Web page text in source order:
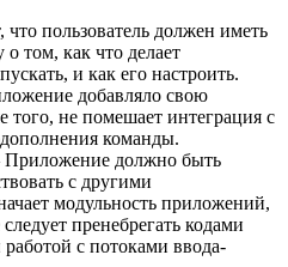
пользователь должен иметь
том, как что делает
и как его настроить.
добавляло свою
того, не помешает интеграция с
команды.
должно быть
с другими
модульность приложений,
пренебрегать кодами
с потоками ввода-